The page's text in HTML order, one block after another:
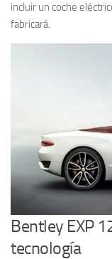
incluir un coche
fabricará.
Bentley EXP
tecnología